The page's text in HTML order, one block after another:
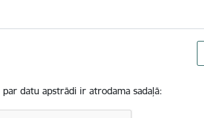
datu apstrādi ir atrodama sadaļā: